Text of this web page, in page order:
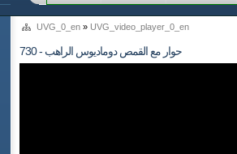
UVG_0_en » UVG_video_player_0_en
730 - حوار مع القمص دوماديوس الراهب